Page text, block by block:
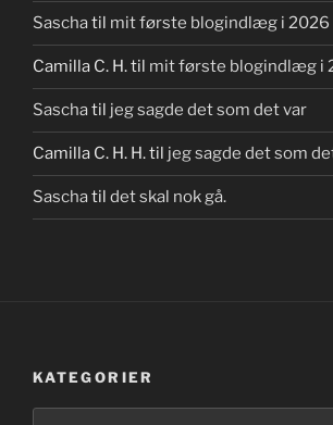
Saschatil mit første blogindlæg i 2026
Camilla C. H.til mit første blogindlæg i
Saschatil jeg sagde det som det var
Camilla C. H. H.til jeg sagde det som
Saschatil det skal nok gå.
KATEGORIER